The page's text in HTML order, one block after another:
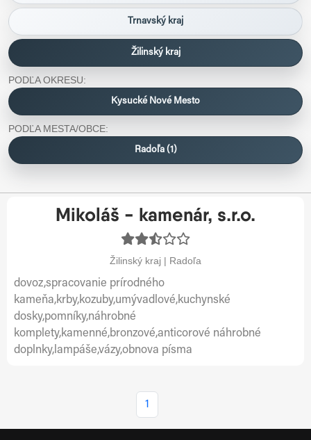
Trnavský kraj
Žilinský kraj
PODĽA OKRESU:
Kysucké Nové Mesto
PODĽA MESTA/OBCE:
Radoľa (1)
Mikoláš - kamenár, s.r.o.
Žilinský kraj | Radoľa
dovoz,spracovanie prírodného
kameňa,krby,kozuby,umývadlové,kuchynské
dosky,pomníky,náhrobné
komplety,kamenné,bronzové,anticorové náhrobné
doplnky,lampáše,vázy,obnova písma
1